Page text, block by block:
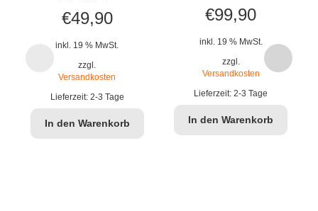
€49,90
inkl. 19 % MwSt.
zzgl.
Versandkosten
Lieferzeit: 2-3 Tage
In den Warenkorb
€99,90
inkl. 19 % MwSt.
zzgl.
Versandkosten
Lieferzeit:2-3 Tage
In den Warenkorb